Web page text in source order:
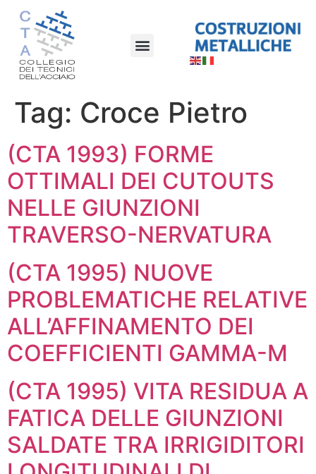
Tag: Croce Pietro
(CTA 1993) FORME
OTTIMALI DEI CUTOUTS
NELLE GIUNZIONI
TRAVERSO-NERVATURA
(CTA 1995) NUOVE
PROBLEMATICHE RELATIVE
ALL’AFFINAMENTO DEI
COEFFICIENTI GAMMA-M
(CTA 1995) VITA RESIDUA A
FATICA DELLE GIUNZIONI
SALDATE TRA IRRIGIDITORI